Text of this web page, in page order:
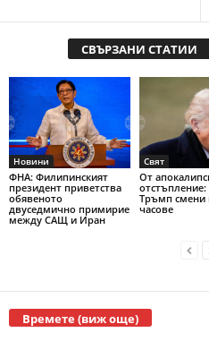
СВЪРЗАНИ СТАТИИ
Новини
ФНА: Филипинският
президент приветства
обявеното
двуседмично примирие
между САЩ и Иран
Свят
От
отстъпление:
Тръмп смени
часове
Времете (виж още)